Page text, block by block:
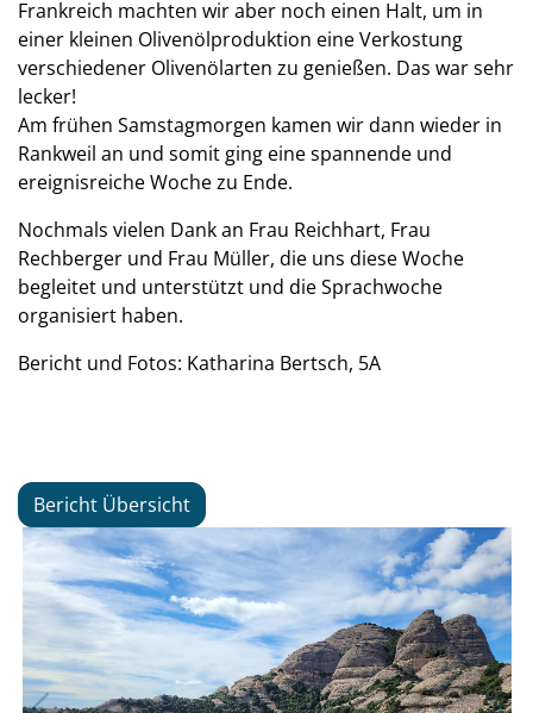
Frankreich machten wir aber noch einen Halt, um in
einer kleinen Olivenölproduktion eine Verkostung
verschiedener Olivenölarten zu genießen. Das war sehr
lecker!
Am frühen Samstagmorgen kamen wir dann wieder in
Rankweil an und somit ging eine spannende und
ereignisreiche Woche zu Ende.
Nochmals vielen Dank an Frau Reichhart, Frau
Rechberger und Frau Müller, die uns diese Woche
begleitet und unterstützt und die Sprachwoche
organisiert haben.
Bericht und Fotos: Katharina Bertsch, 5A
Bericht Übersicht